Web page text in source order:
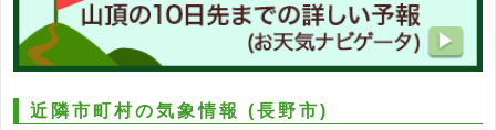
近隣市町村の気象情報(長野市)